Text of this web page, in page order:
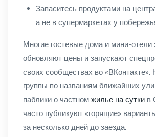
Запаситесь продуктами на
а не в супермаркетах у
Многие гостевые дома и мини-отели
обновляют цены и запускают
своих сообществах во «ВКонтакте».
группы по названиям ближайших
паблики о частном жилье на сутки в
часто публикуют «горящие»
за несколько дней до заезда.